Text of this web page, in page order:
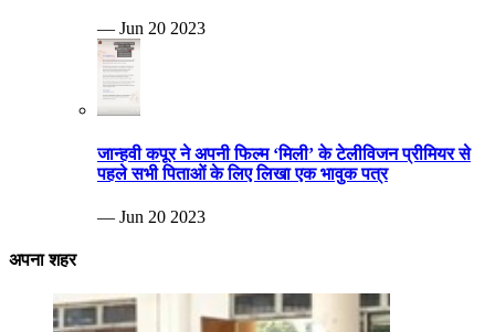
— Jun 20 2023
जान्हवी कपूर ने अपनी फिल्म ‘मिली’ के टेलीविजन प्रीमियर से
पहले सभी पिताओं के लिए लिखा एक भावुक पत्र
— Jun 20 2023
अपना शहर